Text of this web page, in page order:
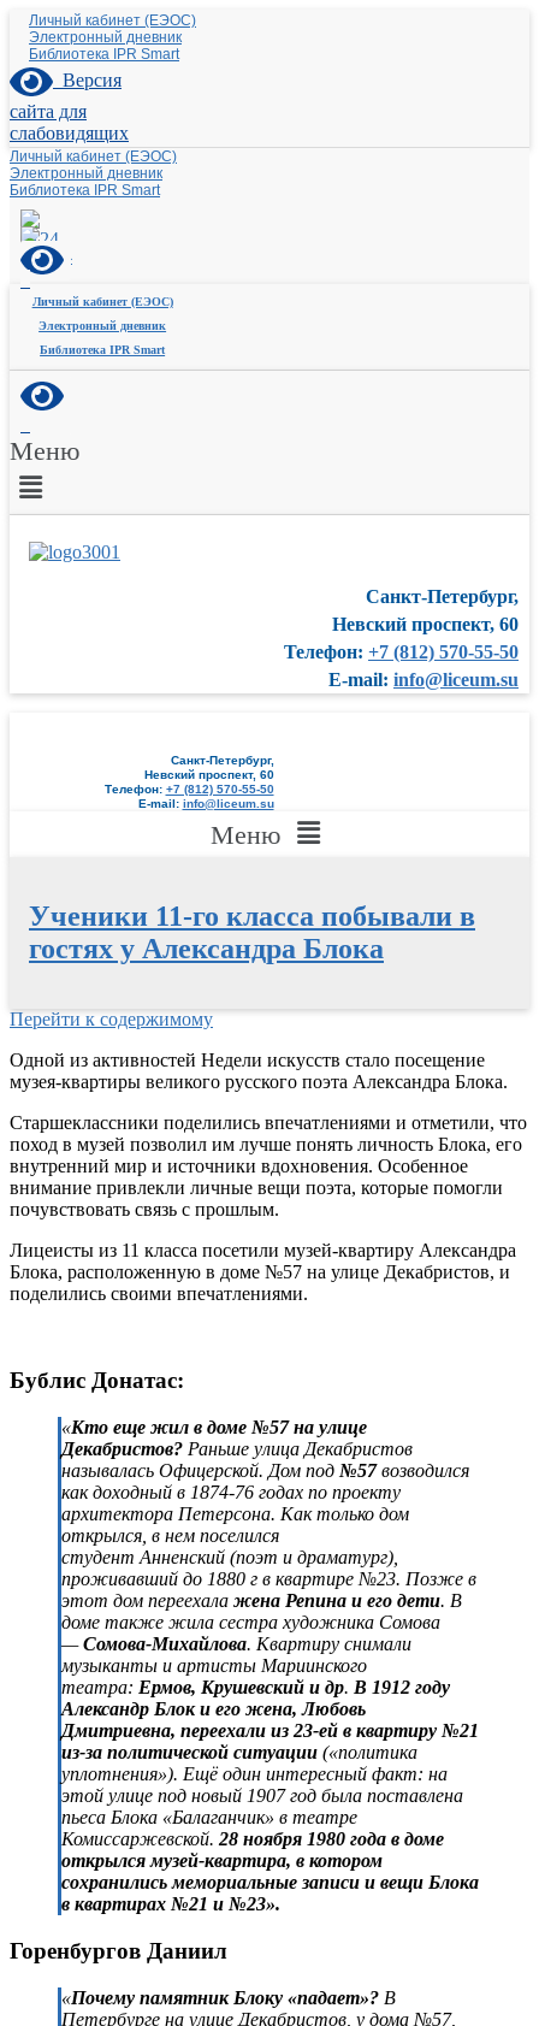
Личный кабинет (ЕЭОС)
Электронный дневник
Библиотека IPR Smart
Версия
сайта для
слабовидящих
Личный кабинет (ЕЭОС)
Электронный дневник
Библиотека IPR Smart
Личный кабинет (ЕЭОС)
Электронный дневник
Библиотека IPR Smart
Меню
Санкт-Петербург,
Невский проспект, 60
Телефон: +7 (812) 570-55-50
E-mail: info@liceum.su
Санкт-Петербург,
Невский проспект, 60
Телефон: +7 (812) 570-55-50
E-mail: info@liceum.su
Меню
Ученики 11-го класса побывали в
гостях у Александра Блока
Перейти к содержимому
Одной из активностей Недели искусств стало посещение
музея-квартиры великого русского поэта Александра Блока.
Старшеклассники поделились впечатлениями и отметили, что
поход в музей позволил им лучше понять личность Блока, его
внутренний мир и источники вдохновения. Особенное
внимание привлекли личные вещи поэта, которые помогли
почувствовать связь с прошлым.
Лицеисты из 11 класса посетили музей-квартиру Александра
Блока, расположенную в доме №57 на улице Декабристов, и
поделились своими впечатлениями.
Бублис Донатас:
«Кто еще жил в доме №57 на улице
Декабристов? Раньше улица Декабристов
называлась Офицерской. Дом под №57возводился
как доходный в 1874-76 годах по проекту
архитектора Петерсона. Как только дом
открылся, в нем поселился
студент Анненский (поэт и драматург),
проживавший до 1880 г в квартире №23. Позже в
этот дом переехала жена Репина и его дети. В
доме также жила сестра художника Сомова
—Сомова-Михайлова. Квартиру снимали
музыканты и артисты Мариинского
театра: Ермов, Крушевский и др. В 1912 году
Александр Блок и его жена, Любовь
Дмитриевна, переехали из 23-ей в квартиру №21
из-за политической ситуации («политика
уплотнения»). Ещё один интересный факт: на
этой улице под новый 1907 год была поставлена
пьеса Блока «Балаганчик» в театре
Комиссаржевской. 28 ноября 1980 года в доме
открылся музей-квартира, в котором
сохранились мемориальные записи и вещи Блока
в квартирах №21 и №23».
Горенбургов Даниил
«Почему памятник Блоку «падает»? В
Петербурге на улице Декабристов, у дома №57,